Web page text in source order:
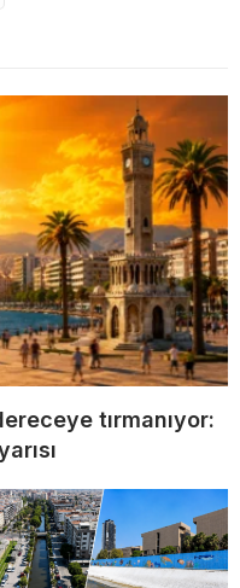
tırmanıyor: